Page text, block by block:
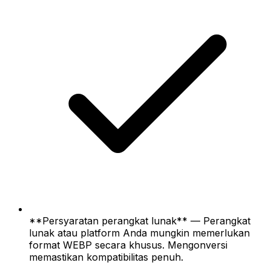
**Persyaratan perangkat lunak** — Perangkat
lunak atau platform Anda mungkin memerlukan
format WEBP secara khusus. Mengonversi
memastikan kompatibilitas penuh.